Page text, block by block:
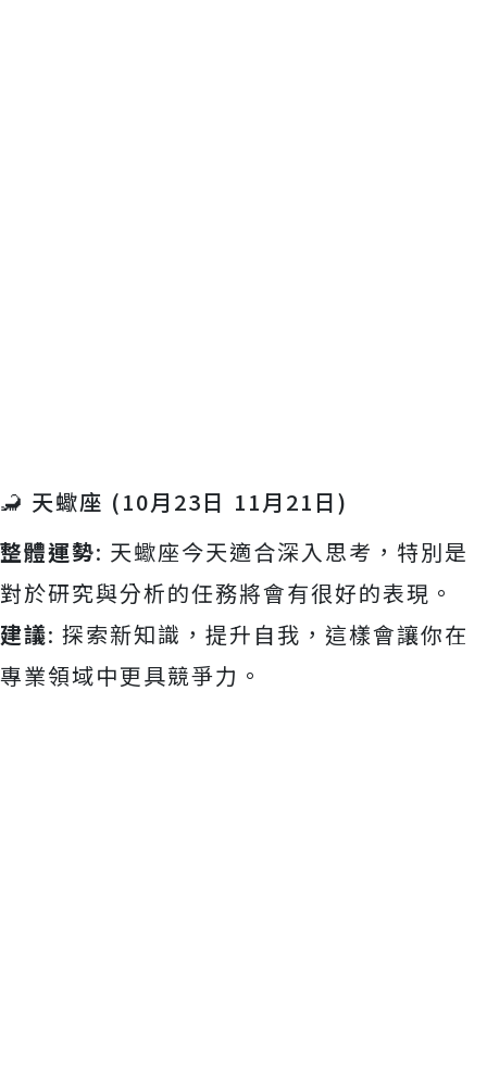
🦂 天蠍座 (10月23日 11月21日)
整體運勢: 天蠍座今天適合深入思考，特別是
對於研究與分析的任務將會有很好的表現。
建議: 探索新知識，提升自我，這樣會讓你在
專業領域中更具競爭力。